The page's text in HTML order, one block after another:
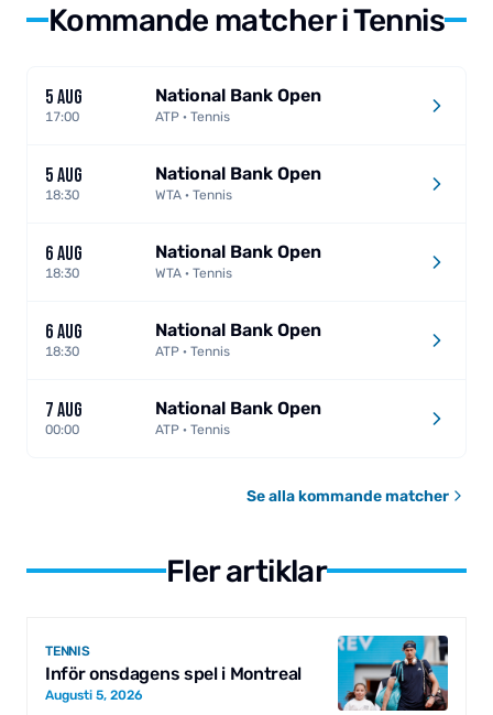
Kommande matcher i Tennis
5 AUG
17:00
National Bank Open
ATP · Tennis
5 AUG
18:30
National Bank Open
WTA · Tennis
6 AUG
18:30
National Bank Open
WTA · Tennis
6 AUG
18:30
National Bank Open
ATP · Tennis
7 AUG
00:00
National Bank Open
ATP · Tennis
Se alla kommande matcher
Fler artiklar
TENNIS
Inför onsdagens spel i Montreal
Augusti 5, 2026